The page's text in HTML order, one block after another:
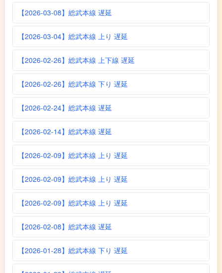
【2026-03-08】総武本線 遅延
【2026-03-04】総武本線 上り 遅延
【2026-02-26】総武本線 上下線 遅延
【2026-02-26】総武本線 下り 遅延
【2026-02-24】総武本線 遅延
【2026-02-14】総武本線 遅延
【2026-02-09】総武本線 上り 遅延
【2026-02-09】総武本線 上り 遅延
【2026-02-09】総武本線 上り 遅延
【2026-02-08】総武本線 遅延
【2026-01-28】総武本線 下り 遅延